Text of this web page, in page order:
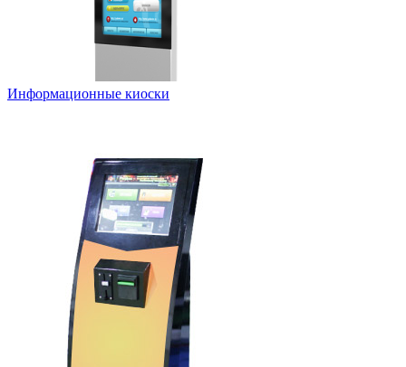
Информационные киоски